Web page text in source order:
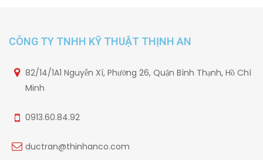
CÔNG TY TNHH KỸ THUẬT THỊNH AN
82/14/1A1 Nguyễn Xí, Phường 26, Quận Bình Thạnh, Hồ Chí
Minh
0913.60.84.92
ductran@thinhanco.com